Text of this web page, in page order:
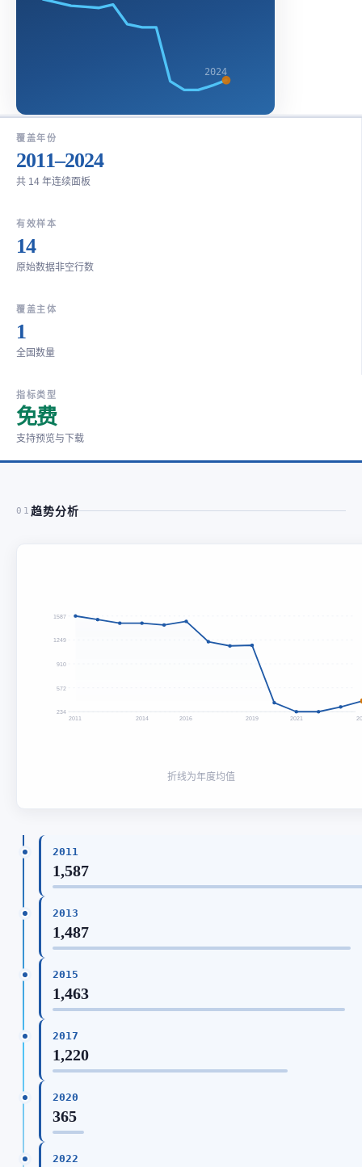
2024
覆盖年份
2011–2024
共 14 年连续面板
有效样本
14
原始数据非空行数
覆盖主体
1
全国数量
指标类型
免费
支持预览与下载
01 趋势分析
1587
1249
910
572
234
2011 2014 2016 2019 2021
折线为年度均值
2011
1,587
2013
1,487
2015
1,463
2017
1,220
2020
365
2022